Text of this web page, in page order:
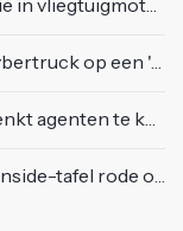
op vliegveld Milaan
bruine coating' trakteert
"Jullie krijgen maandje vakantie"
"Dat gebeurde al in de gang"